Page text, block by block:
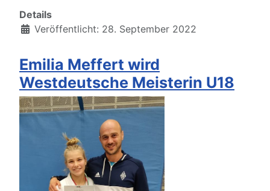
Details
Veröffentlicht: 28. September 2022
Emilia Meffert wird
Westdeutsche Meisterin U18